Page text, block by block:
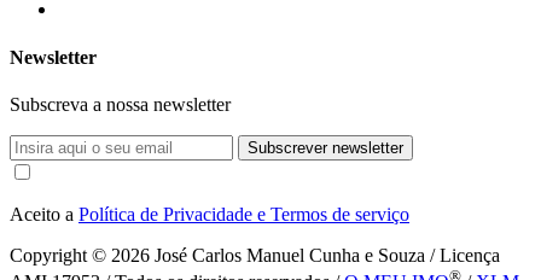
Newsletter
Subscreva a nossa newsletter
Subscrever newsletter
Aceito a Política de Privacidade e Termos de serviço
Copyright © 2026 José Carlos Manuel Cunha e Souza / Licença
®